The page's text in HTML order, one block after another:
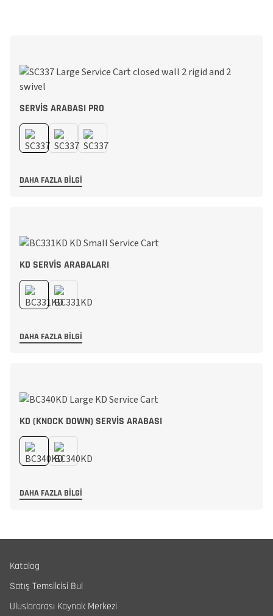
SERVIS ARABASI PRO
DAHA FAZLA BILGI
KD SERVIS ARABALARI
DAHA FAZLA BILGI
KD (KNOCK DOWN) SERVIS ARABASI
DAHA FAZLA BILGI
Katalog
Satış Temsilcisi Bul
Uluslararası Kaynak Merkezi